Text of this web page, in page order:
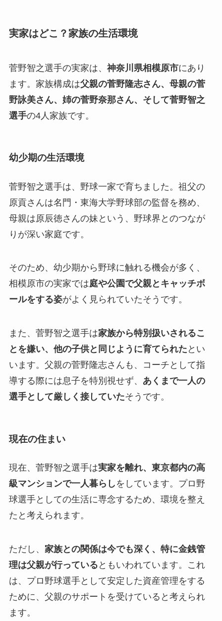
実家はどこ？家族の生活環境
菅野智之選手の実家は、 神奈川県相模原市にあり
ます。家族構成は父親の菅野隆志さん、母親の菅
野詠美さん、姉の菅野奈那さん、そして菅野智之
選手の4人家族です。
幼少期の生活環境
菅野智之選手は、野球一家で育ちました。祖父の
原貢さんは名門・東海大学野球部の監督を務め、
母親は原辰徳さんの妹という、野球界とのつなが
りが深い家庭です。
そのため、幼少期から野球に触れる機会が多く、
相模原市の実家では庭や公園で父親とキャッチボ
ールをする姿がよく見られていたそうです。
また、菅野智之選手は家族から特別扱いされるこ
とを嫌い、他の子供と同じように育てられた とい
います。父親の菅野隆志さんも、コーチとして指
導する際には息子を特別視せず、 あくまで一人の
選手として厳しく接していたそうです。
現在の住まい
現在、菅野智之選手は実家を離れ、東京都内の高
級マンションで一人暮らし をしています。プロ野
球選手としての生活に専念するため、環境を整え
たと考えられます。
ただし、 家族との関係は今でも深く、特に金銭管
理は父親が行っている ともいわれています。これ
は、プロ野球選手として安定した資産管理をする
ために、父親のサポートを受けていると考えられ
ます。